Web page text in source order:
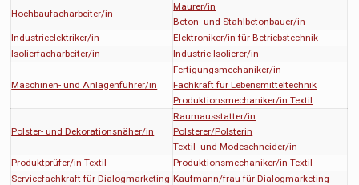
Hochbaufacharbeiter/in
Maurer/in
Beton- und Stahlbetonbauer/in
Industrieelektriker/in
Elektroniker/in für Betriebstechnik
Isolierfacharbeiter/in
Industrie-Isolierer/in
Maschinen- und Anlagenführer/in
Fertigungsmechaniker/in
Fachkraft für Lebensmitteltechnik
Produktionsmechaniker/in Textil
Polster- und Dekorationsnäher/in
Raumausstatter/in
Polsterer/Polsterin
Textil- und Modeschneider/in
Produktprüfer/in Textil
Produktionsmechaniker/in Textil
Servicefachkraft für Dialogmarketing Kaufmann/frau für Dialogmarketing